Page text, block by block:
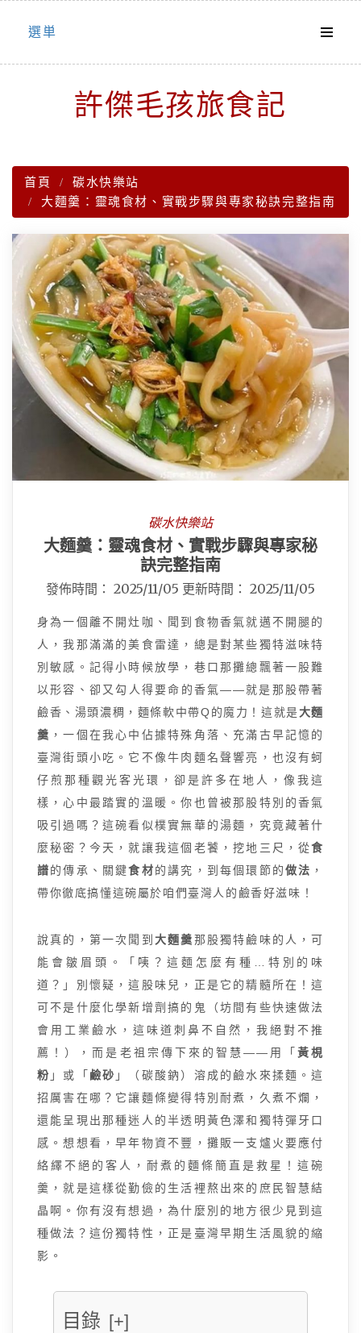
Skip
選単
許傑毛孩旅食記
首頁
碳水快樂站
大麵羹：靈魂食材、實戰步驟與專家秘訣完整指南
碳水快樂站
大麵羹：靈魂食材、實戰步驟與專家秘
訣完整指南
發佈時間： 2025/11/05 更新時間： 2025/11/05
身為一個離不開灶咖、聞到食物香氣就邁不開腿的
人，我那滿滿的美食雷達，總是對某些獨特滋味特
別敏感。記得小時候放學，巷口那攤總飄著一股難
以形容、卻又勾人得要命的香氣——就是那股帶著
鹼香、湯頭濃稠，麵條軟中帶Q的魔力！這就是大麵
羹 ，一個在我心中佔據特殊角落、充滿古早記憶的
臺灣街頭小吃。它不像牛肉麵名聲響亮，也沒有蚵
仔煎那種觀光客光環，卻是許多在地人，像我這
樣，心中最踏實的溫暖。你也曾被那股特別的香氣
吸引過嗎？這碗看似樸實無華的湯麵，究竟藏著什
麼秘密？今天，就讓我這個老饕，挖地三尺，從食
譜的傳承、關鍵食材的講究，到每個環節的做法 ，
帶你徹底搞懂這碗屬於咱們臺灣人的鹼香好滋味！
說真的，第一次聞到 大麵羹那股獨特鹼味的人，可
能會皺眉頭。「咦？這麵怎麼有種…特別的味
道？」別懷疑，這股味兒，正是它的精髓所在！這
可不是什麼化學新增劑搞的鬼（坊間有些快速做法
會用工業鹼水，這味道刺鼻不自然，我絕對不推
薦！），而是老祖宗傳下來的智慧——用「黃梘
粉 」或「 鹼砂 」（碳酸鈉）溶成的鹼水來揉麵。這
招厲害在哪？它讓麵條變得特別耐煮，久煮不爛，
還能呈現出那種迷人的半透明黃色澤和獨特彈牙口
感。想想看，早年物資不豐，攤販一支爐火要應付
絡繹不絕的客人，耐煮的麵條簡直是救星！這碗
羹，就是這樣從勤儉的生活裡熬出來的庶民智慧結
晶啊。你有沒有想過，為什麼別的地方很少見到這
種做法？這份獨特性，正是臺灣早期生活風貌的縮
影。
目錄 [+]